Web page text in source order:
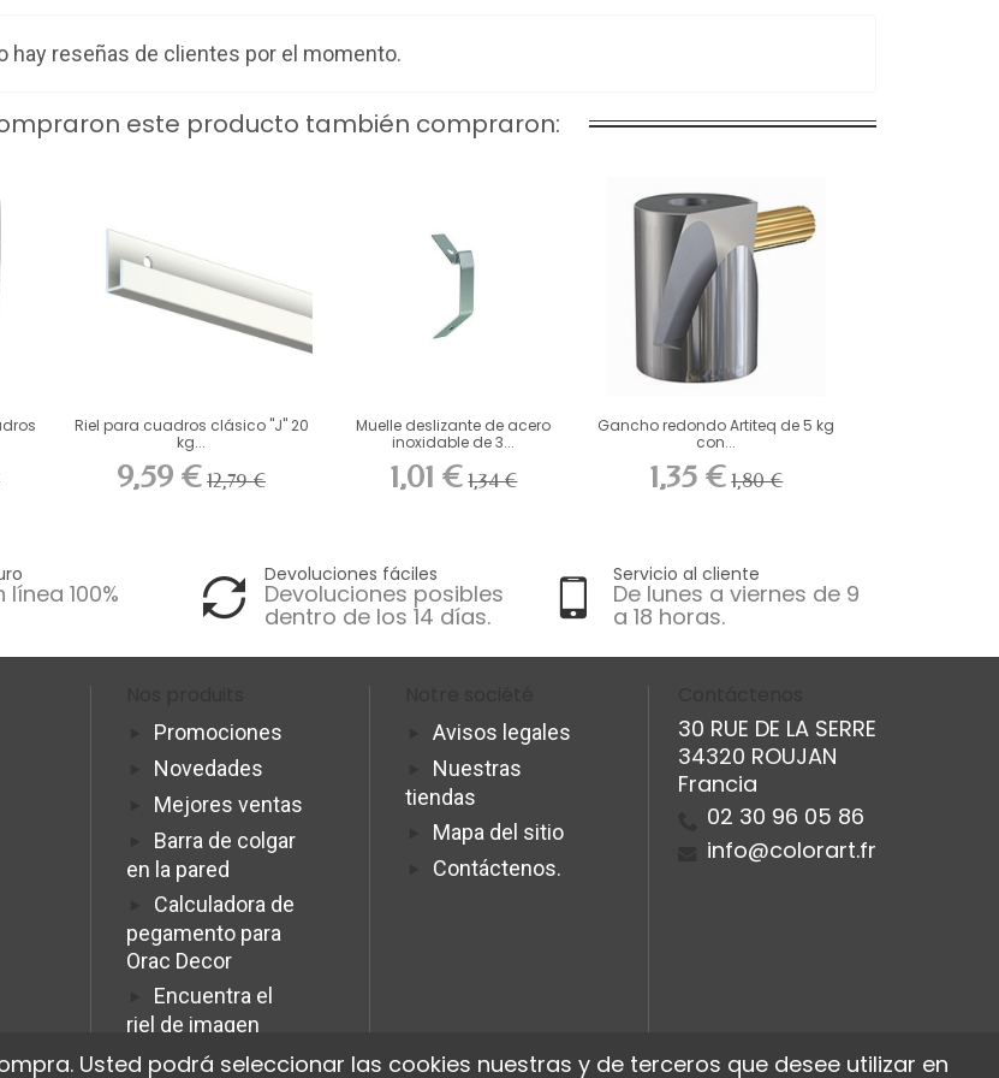
hay reseñas de clientes por el momento.
este producto también compraron:
Riel para cuadros clásico "J" 20
kg...
9,59 € 12,79 €
Muelle deslizante de acero
inoxidable de 3...
1,01 € 1,34 €
Gancho redondo Artiteq de 5 kg
con...
1,35 € 1,80 €
línea 100%
Devoluciones fáciles
Devoluciones posibles
dentro de los 14 días.
Servicio al cliente
De lunes a viernes de 9
a 18 horas.
Promociones
Novedades
Mejores ventas
Barra de colgar
en la pared
Calculadora de
pegamento para
Orac Decor
Encuentra el
riel de imagen
ideal.
Avisos legales
Nuestras
tiendas
Mapa del sitio
Contáctenos.
30 RUE DE LA SERRE
34320 ROUJAN
Francia
02 30 96 05 86
info@colorart.fr
Usted podrá seleccionar las cookies nuestras y de terceros que desee utilizar en